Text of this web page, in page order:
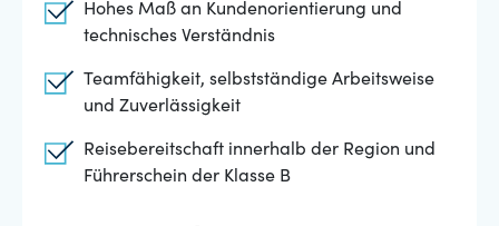
Hohes Maß an Kundenorientierung und
technisches Verständnis
Teamfähigkeit, selbstständige Arbeitsweise
und Zuverlässigkeit
Reisebereitschaft innerhalb der Region und
Führerschein der Klasse B